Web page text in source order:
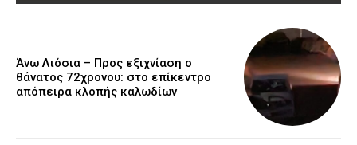
Άνω Λιόσια – Προς εξιχνίαση ο
θάνατος 72χρονου: στο επίκεντρο
απόπειρα κλοπής καλωδίων